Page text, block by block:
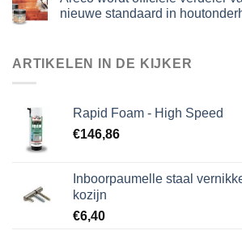
nieuwe standaard in
ARTIKELEN IN DE KIJKER
Rapid Foam - High Speed
€146,86
Inboorpaumelle staal
kozijn
€6,40